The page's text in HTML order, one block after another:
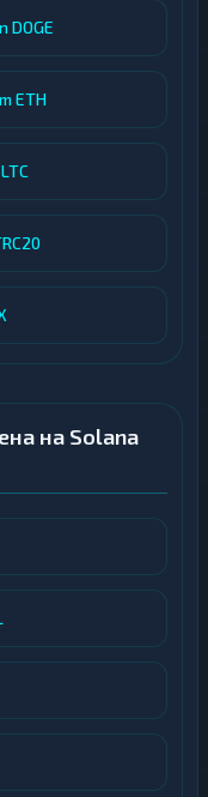
DOGE
ETH
на Solana